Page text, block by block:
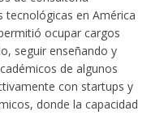
en América
ocupar cargos
seguir enseñando y
de algunos
con startups y
donde la capacidad